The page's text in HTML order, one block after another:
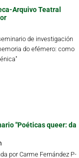
Arquivo Teatral
de investigación
do efémero: como
"Poéticas queer: da
por Carme Fernández P-